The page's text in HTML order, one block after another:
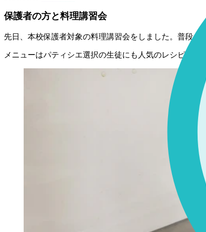
保護者の方と料理講習会
先日、本校保護者対象の料理講習会をしました。普段
メニューはパティシエ選択の生徒にも人気のレシピから